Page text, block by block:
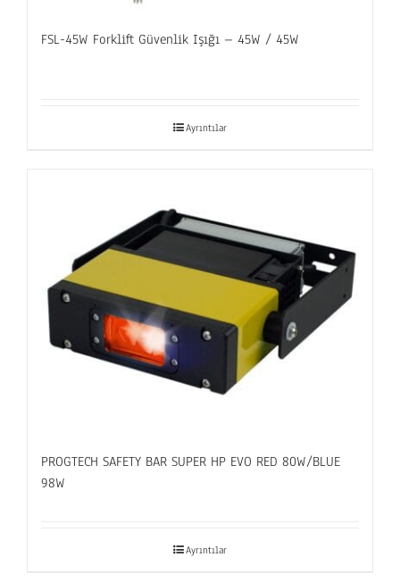
FSL-45W Forklift Güvenlik Işığı – 45W / 45W
Ayrıntılar
PROGTECH SAFETY BAR SUPER HP EVO RED 80W/BLUE
98W
Ayrıntılar